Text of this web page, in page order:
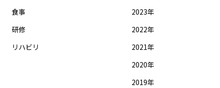
食事
研修
リハビリ
2023年
2022年
2021年
2020年
2019年